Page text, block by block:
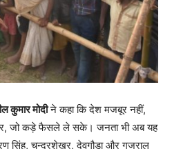
कुमार मोदीने कहा कि देश मजबूर नहीं,
जो कड़े फैसले ले सके। जनता भी अब यह
सिंह, चन्द्रशेखर, देवगौड़ा और गुजराल